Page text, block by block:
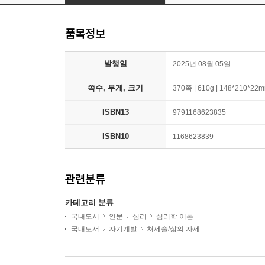
품목정보
발행일 2025년 08월 05일
쪽수, 무게, 크기 370쪽 | 610g |
ISBN13 9791168623835
ISBN10 1168623839
관련분류
카테고리 분류
국내도서 인문 심리
심리학 이론
국내도서
자기계발 처세술/삶의 자세